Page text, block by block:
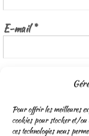
Pour offrir les meilleures
cookies pour stocker et/ou
ces technologies nous
E-mail*
Nous gardons vos
tierces parties qui
confidentialité